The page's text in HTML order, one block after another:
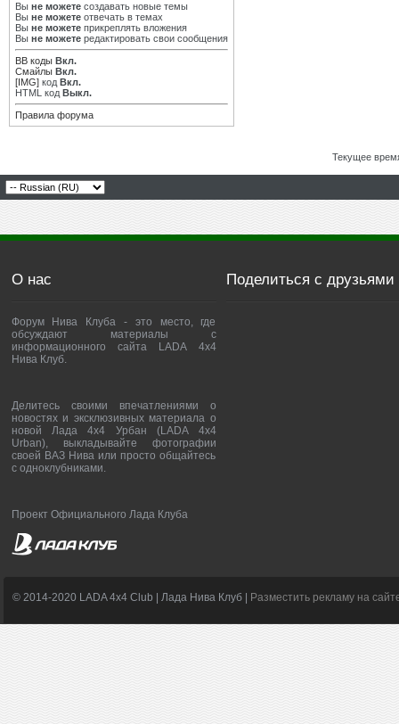
Вы не можете создавать новые темы
Вы не можете отвечать в темах
Вы не можете прикреплять вложения
Вы не можете редактировать свои сообщения
BB коды Вкл.
Смайлы Вкл.
[IMG] код Вкл.
HTML код Выкл.
Правила форума
Текущее
О нас
Форум Нива Клуба - это место, где
обсуждают материалы с
информационного сайта LADA 4x4
Нива Клуб.
Делитесь своими впечатлениями о
новостях и эксклюзивных материала о
новой Лада 4х4 Урбан (LADA 4x4
Urban), выкладывайте фотографии
своей ВАЗ Нива или просто общайтесь
с одноклубниками.
Проект Официального Лада Клуба
Поделиться с друзьями
© 2014-2020 LADA 4x4 Club | Лада Нива Клуб | Разместить рекламу на